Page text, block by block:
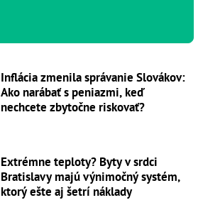
Inflácia zmenila správanie Slovákov:
Ako narábať s peniazmi, keď
nechcete zbytočne riskovať?
Extrémne teploty? Byty v srdci
Bratislavy majú výnimočný systém,
ktorý ešte aj šetrí náklady